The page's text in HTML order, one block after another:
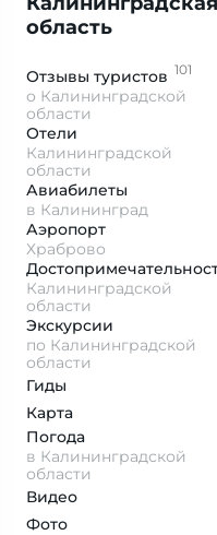
область
Отзывы туристов 101
о Калининградской
области
Отели
Калининградской
области
Авиабилеты
в Калининград
Аэропорт
Храброво
Калининградской
области
Экскурсии
по Калининградской
области
Гиды
Карта
Погода
в Калининградской
области
Видео
Фото